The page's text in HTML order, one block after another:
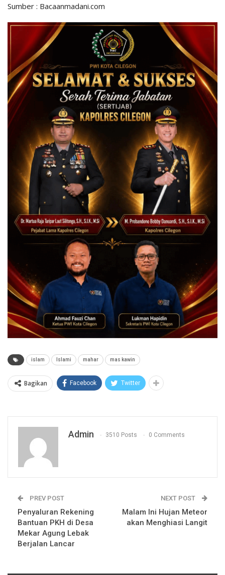
Sumber : Bacaanmadani.com
islam Islami mahar mas kawin
Bagikan Facebook Twitter
Admin 3510 Posts 0 Comments
PREV POST
Penyaluran Rekening
Bantuan PKH di Desa
Mekar Agung Lebak
Berjalan Lancar
NEXT POST
Malam Ini Hujan Meteor
akan Menghiasi Langit